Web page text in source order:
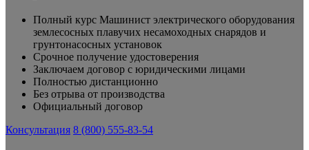
Полный курс Машинист электрического оборудования
землесосных плавучих несамоходных снарядов и
грунтонасосных установок
Срочное получение удостоверения
Заключаем договор с юридическими лицами
Полностью дистанционно
Без отрыва от производства
Официальный договор
Консультация 8 (800) 555-83-54